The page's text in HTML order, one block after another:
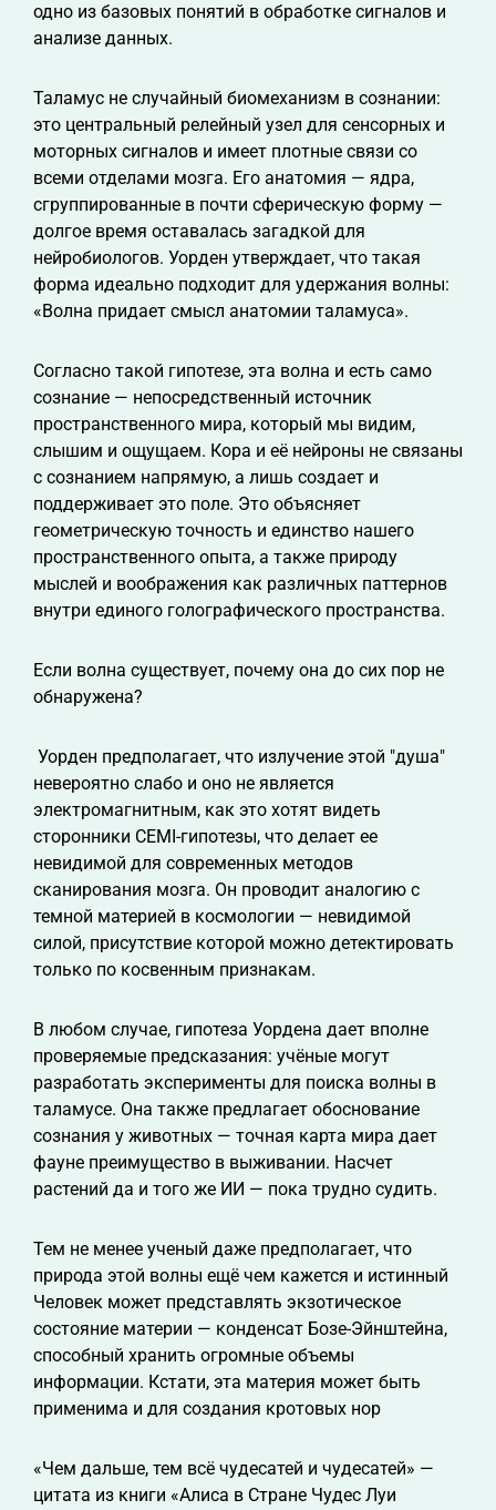
одно из базовых понятий в обработке сигналов и
анализе данных.
Таламус не случайный биомеханизм в сознании:
это центральный релейный узел для сенсорных и
моторных сигналов и имеет плотные связи со
всеми отделами мозга. Его анатомия — ядра,
сгруппированные в почти сферическую форму —
долгое время оставалась загадкой для
нейробиологов. Уорден утверждает, что такая
форма идеально подходит для удержания волны:
«Волна придает смысл анатомии таламуса».
Согласно такой гипотезе, эта волна и есть само
сознание — непосредственный источник
пространственного мира, который мы видим,
слышим и ощущаем. Кора и её нейроны не связаны
с сознанием напрямую, а лишь создает и
поддерживает это поле. Это объясняет
геометрическую точность и единство нашего
пространственного опыта, а также природу
мыслей и воображения как различных паттернов
внутри единого голографического пространства.
Если волна существует, почему она до сих пор не
обнаружена?
Уорден предполагает, что излучение этой "душа"
невероятно слабо и оно не является
электромагнитным, как это хотят видеть
сторонники CEMI-гипотезы, что делает ее
невидимой для современных методов
сканирования мозга. Он проводит аналогию с
темной материей в космологии — невидимой
силой, присутствие которой можно детектировать
только по косвенным признакам.
В любом случае, гипотеза Уордена дает вполне
проверяемые предсказания: учёные могут
разработать эксперименты для поиска волны в
таламусе. Она также предлагает обоснование
сознания у животных — точная карта мира дает
фауне преимущество в выживании. Насчет
растений да и того же ИИ — пока трудно судить.
Тем не менее ученый даже предполагает, что
природа этой волны ещё чем кажется и истинный
Человек может представлять экзотическое
состояние материи — конденсат Бозе-Эйнштейна,
способный хранить огромные объемы
информации. Кстати, эта материя может быть
применима и для создания кротовых нор
«Чем дальше, тем всё чудесатей и чудесатей» —
цитата из книги «Алиса в Стране Чудес Луи